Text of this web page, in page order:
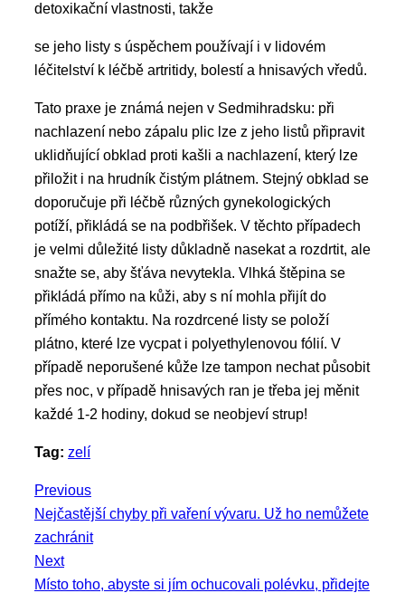
detoxikační vlastnosti, takže
se jeho listy s úspěchem používají i v lidovém
léčitelství k léčbě artritidy, bolestí a hnisavých vředů.
Tato praxe je známá nejen v Sedmihradsku: při
nachlazení nebo zápalu plic lze z jeho listů připravit
uklidňující obklad proti kašli a nachlazení, který lze
přiložit i na hrudník čistým plátnem. Stejný obklad se
doporučuje při léčbě různých gynekologických
potíží, přikládá se na podbřišek. V těchto případech
je velmi důležité listy důkladně nasekat a rozdrtit, ale
snažte se, aby šťáva nevytekla. Vlhká štěpina se
přikládá přímo na kůži, aby s ní mohla přijít do
přímého kontaktu. Na rozdrcené listy se položí
plátno, které lze vycpat i polyethylenovou fólií. V
případě neporušené kůže lze tampon nechat působit
přes noc, v případě hnisavých ran je třeba jej měnit
každé 1-2 hodiny, dokud se neobjeví strup!
Tag: zelí
Navigace
pro
příspěvek
Previous
Previous
post:
Nejčastější chyby při vaření vývaru. Už ho nemůžete
zachránit
Next
Next
Místo toho, abyste si jím ochucovali polévku, přidejte